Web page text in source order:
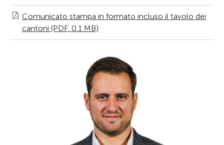
Comunicato stampa in formato incluso il tavolo dei
cantoni (PDF, 0.1 MB)